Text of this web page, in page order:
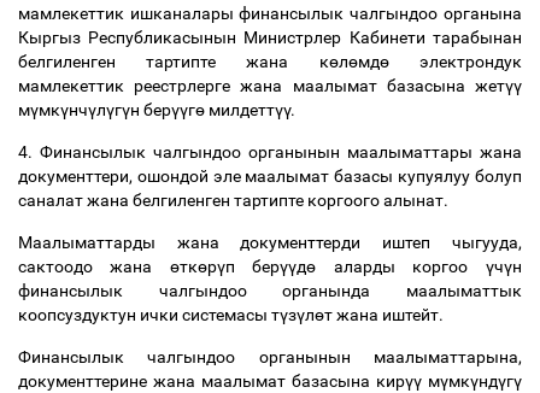
мамлекеттик ишканалары финансылык чалгындоо органына
Кыргыз Республикасынын Министрлер Кабинети тарабынан
белгиленген тартипте жана көлөмдөэлектрондук
мамлекеттик реестрлерге жана маалымат базасына жетүү
мүмкүнчүлүгүн берүүгө милдеттүү.
4. Финансылык чалгындоо органынын маалыматтары жана
документтери, ошондой эле маалымат базасы купуялуу болуп
саналат жана белгиленген тартипте коргоого алынат.
Маалыматтарды жана документтерди иштеп чыгууда,
сактоодо жана өткөрүп берүүдө аларды коргоо үчүн
финансылык чалгындоо органында маалыматтык
коопсуздуктун ички системасы түзүлөт жана иштейт.
Финансылык чалгындоо органынын маалыматтарына,
документтерине жана маалымат базасына кирүү мүмкүндүгү